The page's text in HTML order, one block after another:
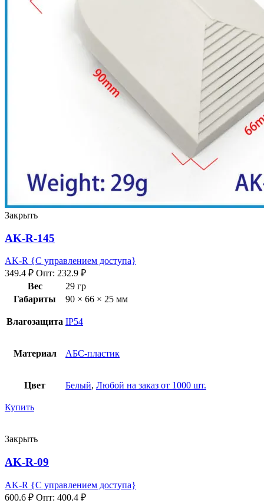
Закрыть
AK-R-145
AK-R {С управлением доступа}
349.4 ₽ Опт: 232.9 ₽
Вес
29 гр
Габариты
90 × 66 × 25 мм
Влагозащита IP54
Материал АБС-пластик
Цвет Белый, Любой на заказ от 1000 шт.
Купить
Закрыть
AK-R-09
AK-R {С управлением доступа}
600.6 ₽ Опт: 400.4 ₽